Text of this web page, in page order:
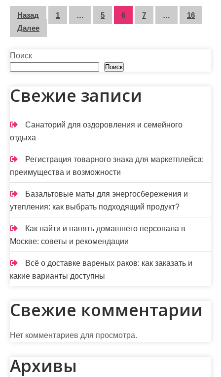
П
а
г
и
н
а
ц
и
я
з
а
п
и
с
е
Назад 1 … 5 6 7 …
16
Далее
Поиск
Поиск
Свежие записи
Санаторий для оздоровления и семейного
отдыха
Регистрация товарного знака для маркетплейса:
преимущества и возможности
Базальтовые маты для энергосбережения и
утепления: как выбрать подходящий продукт?
Как найти и нанять домашнего персонала в
Москве: советы и рекомендации
Всё о доставке вареных раков: как заказать и
какие варианты доступны
Свежие комментарии
Нет комментариев для просмотра.
Архивы